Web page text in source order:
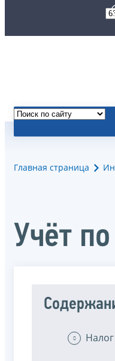
Главная страница
Учёт